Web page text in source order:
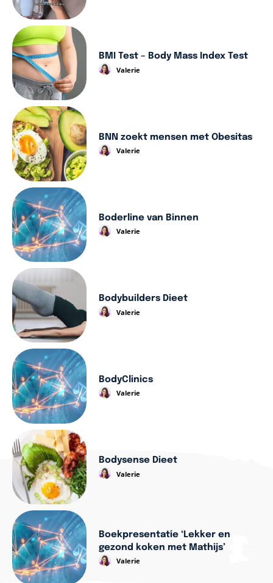
BMI Test – Body Mass Index Test
Valerie
BNN zoekt mensen met Obesitas
Valerie
Boderline van Binnen
Valerie
Bodybuilders Dieet
Valerie
BodyClinics
Valerie
Bodysense Dieet
Valerie
Boekpresentatie ‘Lekker en
gezond koken met Mathijs’
Valerie